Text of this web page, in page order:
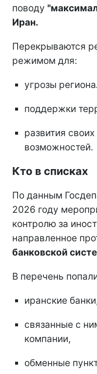
поводу
Иран.
Перекрываются
режимом для:
угрозы
поддержки
развития
возможностей.
Кто в списках
По данным
2026 году
контролю за
направленное
банковской
В перечень
иранские
связанные с
компании,
обменные